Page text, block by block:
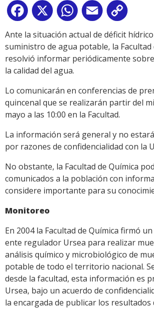
Facebook
X WhatsApp
Email
Link
Ante la situación actual de déficit
suministro de agua potable, la Facultad
resolvió informar periódicamente
la calidad del agua.
Lo comunicarán en conferencias de
quincenal que se realizarán partir del
mayo a las 10:00 en la Facultad.
La información será general y no
por razones de confidencialidad con la
No obstante, la Facultad de Química
comunicados a la población con
considere importante para su
Monitoreo
En 2004 la Facultad de Química firmó
ente regulador Ursea para realizar
análisis químico y microbiológico de
potable de todo el territorio nacional.
desde la facultad, esta información es
Ursea, bajo un acuerdo de
la encargada de publicar los resultados